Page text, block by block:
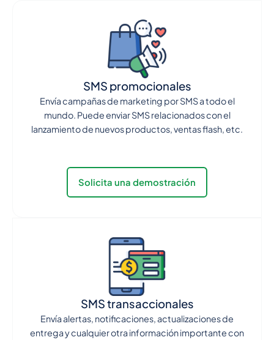
SMS promocionales
Envía campañas de marketing por SMS a todo el
mundo. Puede enviar SMS relacionados con el
lanzamiento de nuevos productos, ventas flash, etc.
Solicita una demostración
SMS transaccionales
Envía alertas, notificaciones, actualizaciones de
entrega y cualquier otra información importante con